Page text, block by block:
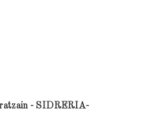
- SIDRERIA-